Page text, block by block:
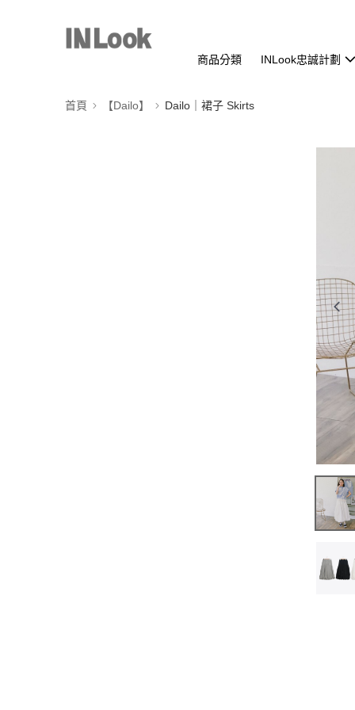
商品分類 INLook忠誠計劃
首頁 【Dailo】 Dailo｜裙子 Skirts